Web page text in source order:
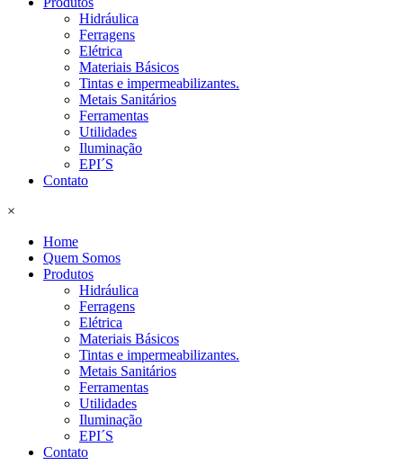
Hidráulica
Ferragens
Elétrica
Materiais Básicos
Tintas e impermeabilizantes.
Metais Sanitários
Ferramentas
Utilidades
Iluminação
EPI´S
Contato
×
Home
Quem Somos
Produtos
Hidráulica
Ferragens
Elétrica
Materiais Básicos
Tintas e impermeabilizantes.
Metais Sanitários
Ferramentas
Utilidades
Iluminação
EPI´S
Contato